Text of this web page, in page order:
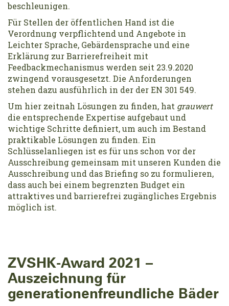
beschleunigen.
Für Stellen der öffentlichen Hand ist die
Verordnung verpflichtend und Angebote in
Leichter Sprache, Gebärdensprache und eine
Erklärung zur Barrierefreiheit mit
Feedbackmechanismus werden seit 23.9.2020
zwingend vorausgesetzt. Die Anforderungen
stehen dazu ausführlich in der der EN 301 549.
Um hier zeitnah Lösungen zu finden, hat grauwert
die entsprechende Expertise aufgebaut und
wichtige Schritte definiert, um auch im Bestand
praktikable Lösungen zu finden. Ein
Schlüsselanliegen ist es für uns schon vor der
Ausschreibung gemeinsam mit unseren Kunden die
Ausschreibung und das Briefing so zu formulieren,
dass auch bei einem begrenzten Budget ein
attraktives und barrierefrei zugängliches Ergebnis
möglich ist.
ZVSHK-Award 2021 –
Auszeichnung für
generationenfreundliche Bäder